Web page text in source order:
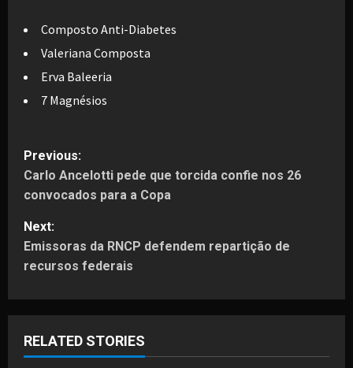
Composto Anti-Diabetes
Valeriana Composta
Erva Baleeria
7 Magnésios
P
o
s
t
a
v
Previous:
Carlo Ancelotti pede que torcida confie nos 26
convocados para a Copa
Next:
Emissoras da RNCP defendem repartição de
recursos federais
RELATED STORIES